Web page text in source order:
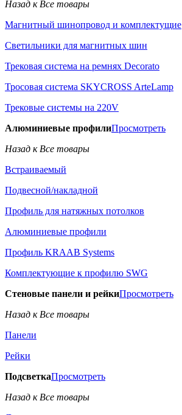
Назад к Все товары
Магнитный шинопровод и комплектущие
Светильники для магнитных шин
Трековая система на ремнях Decorato
Тросовая система SKYCROSS ArteLamp
Трековые системы на 220V
Алюминиевые профилиПросмотреть
Назад к Все товары
Встраиваемый
Подвесной/накладной
Профиль для натяжных потолков
Алюминиевые профили
Профиль KRAAB Systems
Комплектующие к профилю SWG
Стеновые панели и рейкиПросмотреть
Назад к Все товары
Панели
Рейки
ПодсветкаПросмотреть
Назад к Все товары